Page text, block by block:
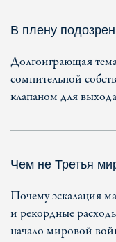
В плену
Долгоиграющая
сомнительной
клапаном для
Чем не Третья
Почему эскалация
и рекордные
начало мировой